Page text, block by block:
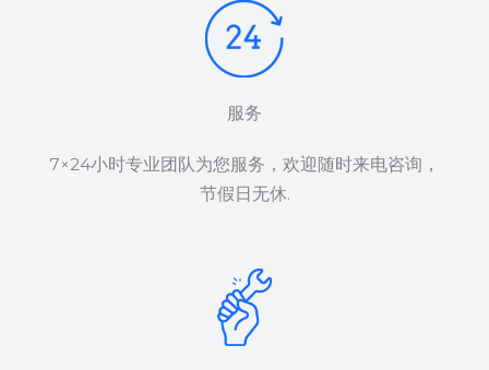
服务
7×24小时专业团队为您服务，欢迎随时来电咨询，
节假日无休.